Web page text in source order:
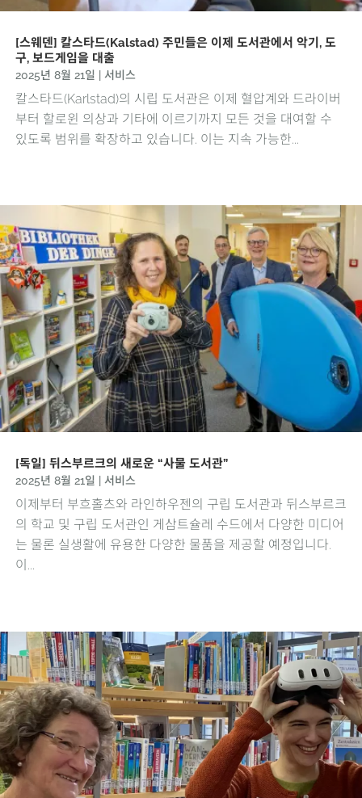
[스웨덴] 칼스타드(Kalstad) 주민들은 이제 도서관에서 악기, 도
구, 보드게임을 대출
2025년 8월 21일 서비스
칼스타드(Karlstad)의 시립 도서관은 이제 혈압계와 드라이버
부터 할로윈 의상과 기타에 이르기까지 모든 것을 대여할 수
있도록 범위를 확장하고 있습니다. 이는 지속 가능한...
[독일] 뒤스부르크의 새로운 “사물 도서관”
2025년 8월 21일 서비스
이제부터 부흐홀츠와 라인하우젠의 구립 도서관과 뒤스부르크
의 학교 및 구립 도서관인 게삼트슐레 수드에서 다양한 미디어
는 물론 실생활에 유용한 다양한 물품을 제공할 예정입니다.
이...